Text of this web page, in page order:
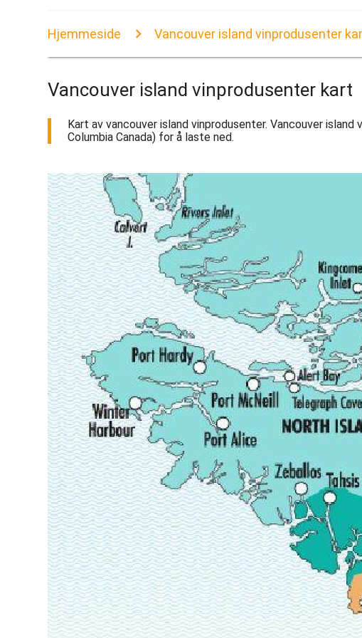
Hjemmeside Vancouver island vinprodusenter
Vancouver island vinprodusenter kart
Kart av vancouver island vinprodusenter. Vancouver
Columbia Canada) for å laste ned.